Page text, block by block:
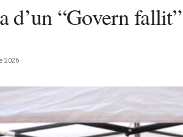
d’un “Govern
2026